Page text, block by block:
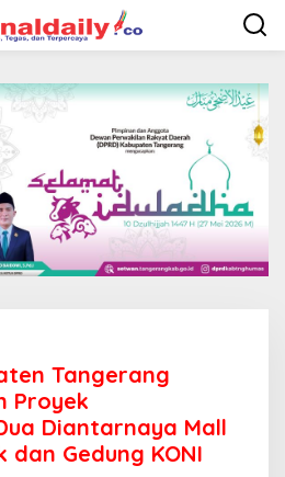
Tangerang
Proyek
Diantarnaya Mall
dan Gedung KONI